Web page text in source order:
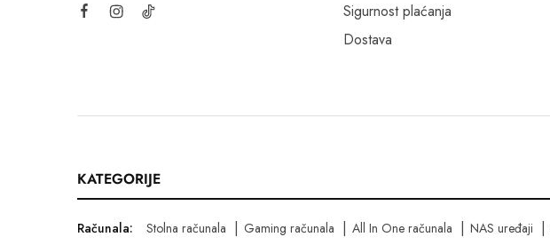
Sigurnost plaćanja
Dostava
KATEGORIJE
Računala: Stolna računala Gaming računala All In One računala NAS uređaji